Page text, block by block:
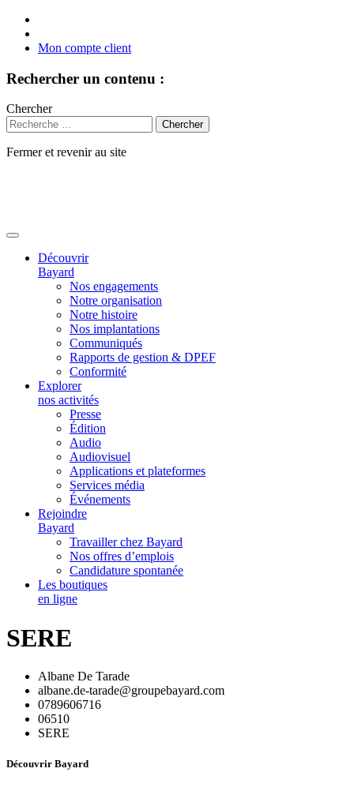
Mon compte client
Rechercher un contenu :
Chercher
Fermer et revenir au site
Découvrir
Bayard
Nos engagements
Notre organisation
Notre histoire
Nos implantations
Communiqués
Rapports de gestion & DPEF
Conformité
Explorer
nos activités
Presse
Édition
Audio
Audiovisuel
Applications et plateformes
Services média
Événements
Rejoindre
Bayard
Travailler chez Bayard
Nos offres d’emplois
Candidature spontanée
Les boutiques
en ligne
SERE
Albane De Tarade
albane.de-tarade@groupebayard.com
0789606716
06510
SERE
Découvrir Bayard